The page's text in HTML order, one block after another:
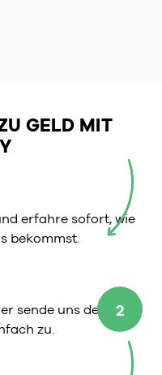
GELD MIT
erfahre sofort, wie
bekommst.
2
sende uns deinen
zu.